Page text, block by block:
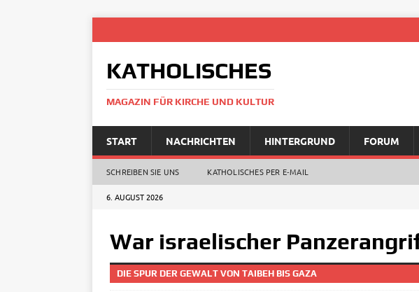
KATHOLISCHES
MAGAZIN FÜR KIRCHE UND KULTUR
START NACHRICHTEN HINTERGRUND FORUM
SCHREIBEN SIE UNS KATHOLISCHES PER E‑MAIL
6. AUGUST 2026
War israelischer
DIE SPUR DER GEWALT VON TAIBEH BIS GAZA